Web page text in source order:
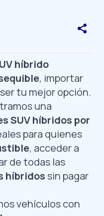
híbrido
, importar
tu mejor opción.
una
SUV híbridos por
para quienes
, acceder a
de todas las
híbridos sin pagar
vehículos con